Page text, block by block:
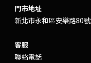
門市地址
新北市永和區安樂路80號
客服
聯絡電話